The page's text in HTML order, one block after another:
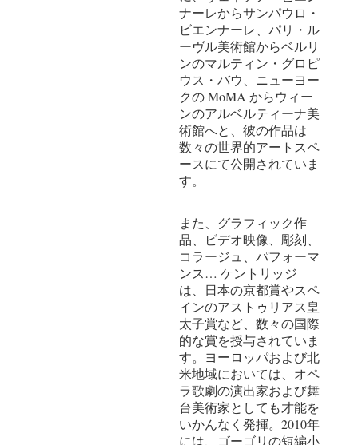
ナーレからサンパウロ・
ビエンナーレ、パリ・ル
ーヴル美術館からベルリ
ンのマルティン・グロピ
ウス・バウ、ニューヨー
クの MoMA からウィー
ンのアルベルティーナ美
術館へと、彼の作品は
数々の世界的アートスペ
ースにて公開されていま
す。
また、グラフィック作
品、ビデオ映像、彫刻、
コラージュ、パフォーマ
ンス… ケントリッジ
は、日本の京都賞やスペ
インのアストゥリアス皇
太子賞など、数々の国際
的な賞を授与されていま
す。ヨーロッパおよび北
米地域においては、オペ
ラ歌劇の演出家および舞
台美術家としても才能を
いかんなく発揮。2010年
には、ゴーゴリの短編小